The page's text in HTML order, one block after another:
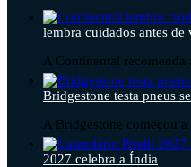
lembra cuidados antes de
A Continental recomenda
Bridgestone testa pneus
A Bridgestone começou a
2027 celebra a Índia